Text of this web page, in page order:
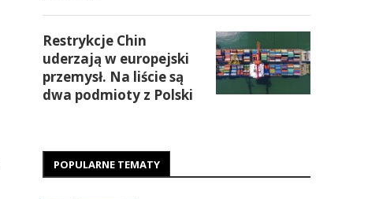
Restrykcje Chin
uderzają w europejski
przemysł. Na liście są
dwa podmioty z Polski
POPULARNE TEMATY